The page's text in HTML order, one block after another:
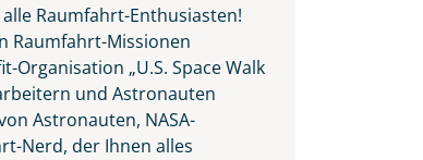
Raumfahrt-Enthusiasten!
Raumfahrt-Missionen
„U.S. Space Walk
und Astronauten
Astronauten, NASA-
Nerd, der Ihnen alles